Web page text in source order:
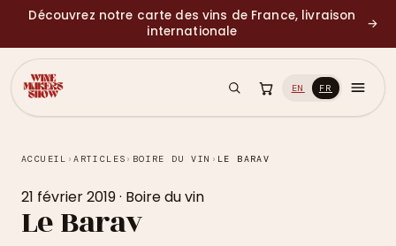
Découvrez notre carte des vins de France, livraison
internationale
→
EN FR
ACCUEIL ›ARTICLES › BOIRE DU VIN › LE BARAV
21 février 2019· Boire du vin
Le Barav